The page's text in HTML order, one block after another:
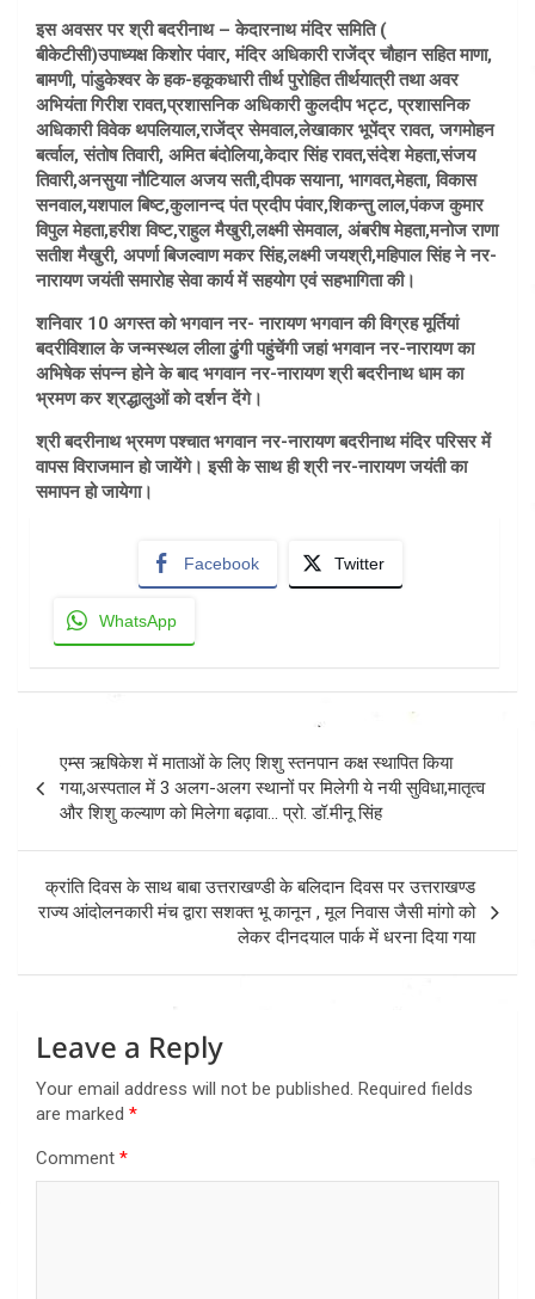
इस अवसर पर श्री बदरीनाथ – केदारनाथ मंदिर समिति (
बीकेटीसी)उपाध्यक्ष किशोर पंवार, मंदिर अधिकारी राजेंद्र चौहान सहित माणा,
बामणी, पांडुकेश्वर के हक-हकूकधारी तीर्थ पुरोहित तीर्थयात्री तथा अवर
अभियंता गिरीश रावत,प्रशासनिक अधिकारी कुलदीप भट्ट, प्रशासनिक
अधिकारी विवेक थपलियाल,राजेंद्र सेमवाल,लेखाकार भूपेंद्र रावत, जगमोहन
बर्त्वाल, संतोष तिवारी, अमित बंदोलिया,केदार सिंह रावत,संदेश मेहता,संजय
तिवारी,अनसुया नौटियाल अजय सती,दीपक सयाना, भागवत,मेहता, विकास
सनवाल,यशपाल बिष्ट,कुलानन्द पंत प्रदीप पंवार,शिकन्तु लाल,पंकज कुमार
विपुल मेहता,हरीश विष्ट,राहुल मैखुरी,लक्ष्मी सेमवाल, अंबरीष मेहता,मनोज राणा
सतीश मैखुरी, अपर्णा बिजल्वाण मकर सिंह,लक्ष्मी जयश्री,महिपाल सिंह ने नर-
नारायण जयंती समारोह सेवा कार्य में सहयोग एवं सहभागिता की।
शनिवार 10 अगस्त को भगवान नर- नारायण भगवान की विग्रह मूर्तियां
बदरीविशाल के जन्मस्थल‌ लीला ढुंगी पहुंचेंगी जहां भगवान नर-नारायण का
अभिषेक संपन्न होने के बाद भगवान नर-नारायण श्री बदरीनाथ धाम का
भ्रमण कर श्रद्धालुओं को दर्शन देंगे।
श्री बदरीनाथ भ्रमण पश्चात भगवान नर-नारायण बदरीनाथ मंदिर परिसर में
वापस विराजमान हो जायेंगे। इसी के साथ ही श्री नर-नारायण जयंती का
समापन हो जायेगा।
Facebook Twitter
WhatsApp
navigation
एम्स ऋषिकेश में माताओं के लिए शिशु स्तनपान कक्ष स्थापित किया
गया,अस्पताल में 3 अलग-अलग स्थानों पर मिलेगी ये नयी सुविधा,मातृत्व
और शिशु कल्याण को मिलेगा बढ़ावा… प्रो. डॉ.मीनू सिंह
क्रांति दिवस के साथ बाबा उत्तराखण्डी के बलिदान दिवस पर उत्तराखण्ड
राज्य आंदोलनकारी मंच द्वारा सशक्त भू कानून , मूल निवास जैसी मांगो को
लेकर दीनदयाल पार्क में धरना दिया गया
Leave a Reply
Your email address will not be published. Required fields
are marked *
Comment *